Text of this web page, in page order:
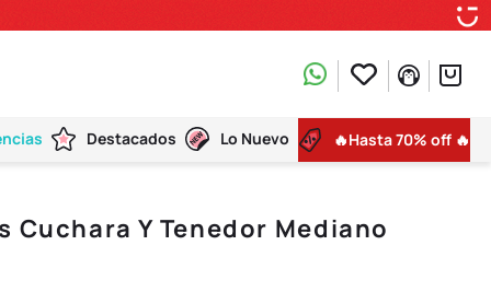
Destacados Lo Nuevo 🔥Hasta 70% off 🔥
Cuchara Y Tenedor Mediano